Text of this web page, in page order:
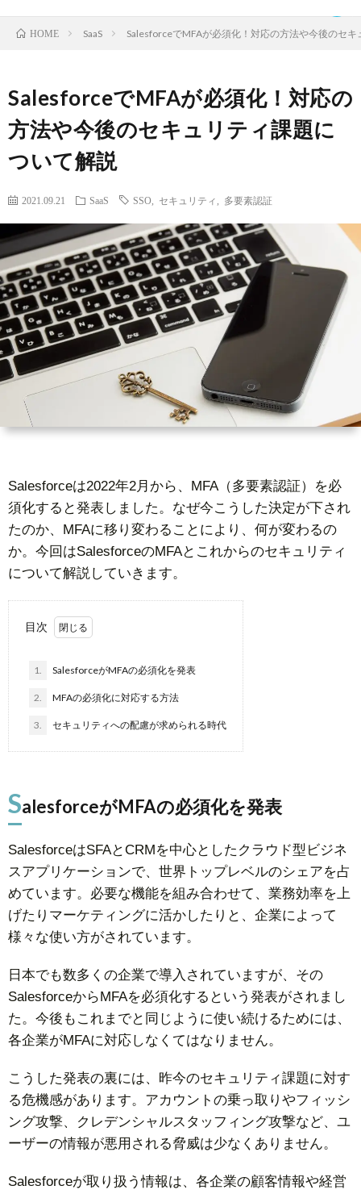
ド
ビ
基
礎
運
情
い
わ
せ
HOME SaaS SalesforceでMFAが必須化！対応の方法や今後のセ
SalesforceでMFAが必須化！対応の
方法や今後のセキュリティ課題に
ついて解説
2021.09.21 SaaS SSO セキュリティ 多要素認証
Salesforceは2022年2月から、MFA（多要素認証）を必
須化すると発表しました。なぜ今こうした決定が下され
たのか、MFAに移り変わることにより、何が変わるの
か。今回はSalesforceのMFAとこれからのセキュリティ
について解説していきます。
目次
1. SalesforceがMFAの必須化を発表
2. MFAの必須化に対応する方法
3. セキュリティへの配慮が求められる時代
SalesforceがMFAの必須化を発表
SalesforceはSFAとCRMを中心としたクラウド型ビジネ
スアプリケーションで、世界トップレベルのシェアを占
めています。必要な機能を組み合わせて、業務効率を上
げたりマーケティングに活かしたりと、企業によって
様々な使い方がされています。
日本でも数多くの企業で導入されていますが、その
SalesforceからMFAを必須化するという発表がされまし
た。今後もこれまでと同じように使い続けるためには、
各企業がMFAに対応しなくてはなりません。
こうした発表の裏には、昨今のセキュリティ課題に対す
る危機感があります。アカウントの乗っ取りやフィッシ
ング攻撃、クレデンシャルスタッフィング攻撃など、ユ
ーザーの情報が悪用される脅威は少なくありません。
Salesforceが取り扱う情報は、各企業の顧客情報や経営